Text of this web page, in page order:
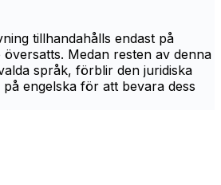
tillhandahålls endast på
Medan resten av denna
språk, förblir den juridiska
engelska för att bevara dess